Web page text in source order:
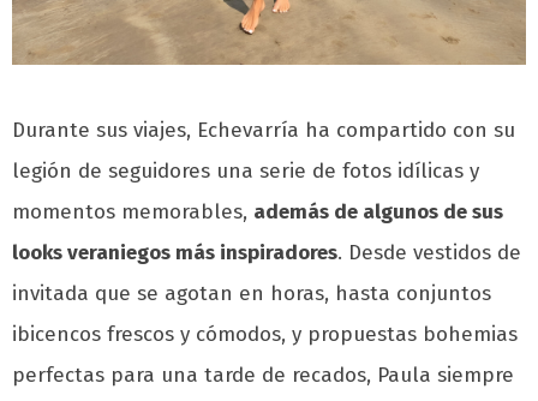
Durante sus viajes, Echevarría ha compartido con su
legión de seguidores una serie de fotos idílicas y
momentos memorables, además de algunos de sus
looks veraniegos más inspiradores. Desde vestidos de
invitada que se agotan en horas, hasta conjuntos
ibicencos frescos y cómodos, y propuestas bohemias
perfectas para una tarde de recados, Paula siempre